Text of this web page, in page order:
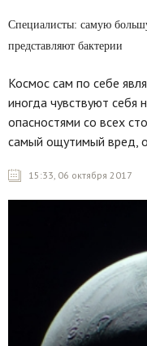
Специалисты: самую
представляют бактерии
Космос сам по себе
иногда чувствуют
опасностями со всех
самый ощутимый вред,
15:33, 06 октября 2017